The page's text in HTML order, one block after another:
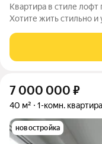
Квартира в стиле лофт готовый вариант без лишних хлопот!
Хотите жить стильно и
ретро, глянцевый
продумано до
7 000 000 ₽
40 м² 1-комн. квартира
новостройка